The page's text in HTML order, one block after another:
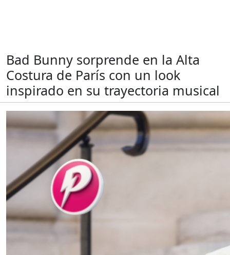
Bad Bunny sorprende en la Alta
Costura de París con un look
inspirado en su trayectoria musical